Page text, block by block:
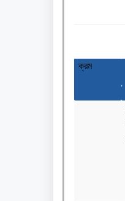
ক্রম